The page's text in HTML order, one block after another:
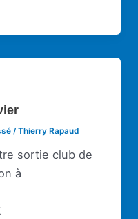
/Thierry Rapaud
sortie club de
à